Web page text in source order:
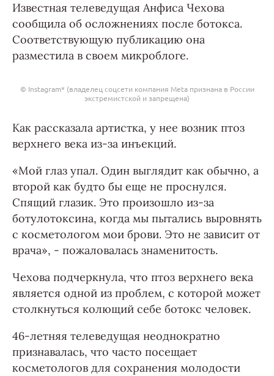
Известная телеведущая Анфиса Чехова
сообщила об осложнениях после ботокса.
Соответствующую публикацию она
разместила в своем микроблоге.
© Instagram* (владелец соцсети компания Meta признана в России
экстремистской и запрещена)
Как рассказала артистка, у нее возник птоз
верхнего века из-за инъекций.
«Мой глаз упал. Один выглядит как обычно, а
второй как будто бы еще не проснулся.
Спящий глазик. Это произошло из-за
ботулотоксина, когда мы пытались выровнять
с косметологом мои брови. Это не зависит от
врача», - пожаловалась знаменитость.
Чехова подчеркнула, что птоз верхнего века
является одной из проблем, с которой может
столкнуться колющий себе ботокс человек.
46-летняя телеведущая неоднократно
признавалась, что часто посещает
косметологов для сохранения молодости